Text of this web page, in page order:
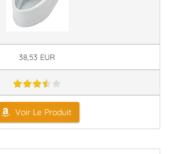
38,53 EUR
Voir Le Produit